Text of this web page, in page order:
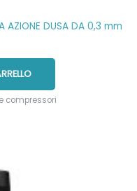
AZIONE DUSA DA 0,3 mm
compressori